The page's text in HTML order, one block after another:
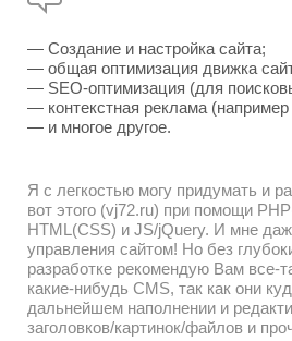
— Создание и настройка сайта;
— общая оптимизация движка
— SEO-оптимизация (для
— контекстная реклама
— и многое другое.
Я с легкостью могу придумать и
вот этого (vj72.ru) при помощи
HTML(CSS) и JS/jQuery. И мне
управления сайтом! Но без
разработке рекомендую Вам все-
какие-нибудь CMS, так как они
дальнейшем наполнении и
заголовков/картинок/файлов и